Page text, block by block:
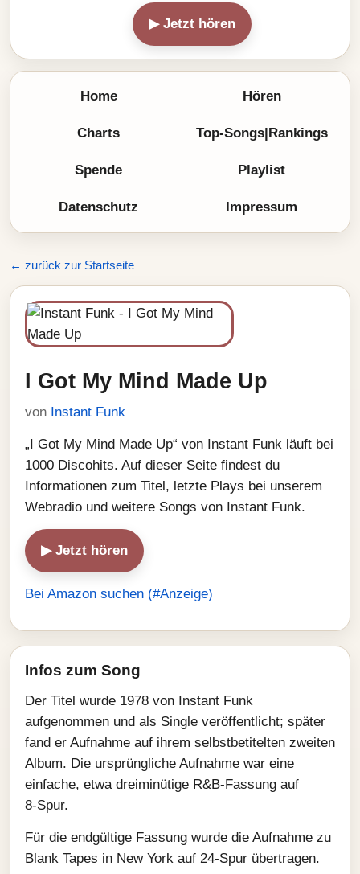
▶ Jetzt hören
Home Hören
Charts Top-Songs|Rankings
Spende Playlist
Datenschutz Impressum
← zurück zur Startseite
I Got My Mind Made Up
von Instant Funk
„I Got My Mind Made Up“ von Instant Funk läuft bei
1000 Discohits. Auf dieser Seite findest du
Informationen zum Titel, letzte Plays bei unserem
Webradio und weitere Songs von Instant Funk.
▶ Jetzt hören
Bei Amazon suchen (#Anzeige)
Infos zum Song
Der Titel wurde 1978 von Instant Funk
aufgenommen und als Single veröffentlicht; später
fand er Aufnahme auf ihrem selbstbetitelten zweiten
Album. Die ursprüngliche Aufnahme war eine
einfache, etwa dreiminütige R&B‑Fassung auf
8‑Spur.
Für die endgültige Fassung wurde die Aufnahme zu
Blank Tapes in New York auf 24‑Spur übertragen.